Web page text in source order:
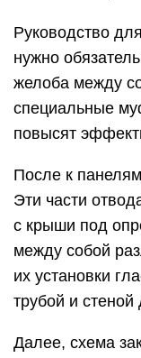
Руководство
нужно
желоба между
специальные
повысят
После к
Эти части
с крыши под
между собой
их установки
трубой и
Далее, схема